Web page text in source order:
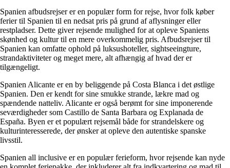
Spanien afbudsrejser er en populær form for rejse, hvor folk køber
ferier til Spanien til en nedsat pris på grund af aflysninger eller
restpladser. Dette giver rejsende mulighed for at opleve Spaniens
skønhed og kultur til en mere overkommelig pris. Afbudsrejser til
Spanien kan omfatte ophold på luksushoteller, sightseeingture,
strandaktiviteter og meget mere, alt afhængig af hvad der er
tilgængeligt.
Spanien Alicante er en by beliggende på Costa Blanca i det østlige
Spanien. Den er kendt for sine smukke strande, lækre mad og
spændende natteliv. Alicante er også berømt for sine imponerende
seværdigheder som Castillo de Santa Barbara og Explanada de
España. Byen er et populært rejsemål både for strandelskere og
kulturinteresserede, der ønsker at opleve den autentiske spanske
livsstil.
Spanien all inclusive er en populær ferieform, hvor rejsende kan nyde